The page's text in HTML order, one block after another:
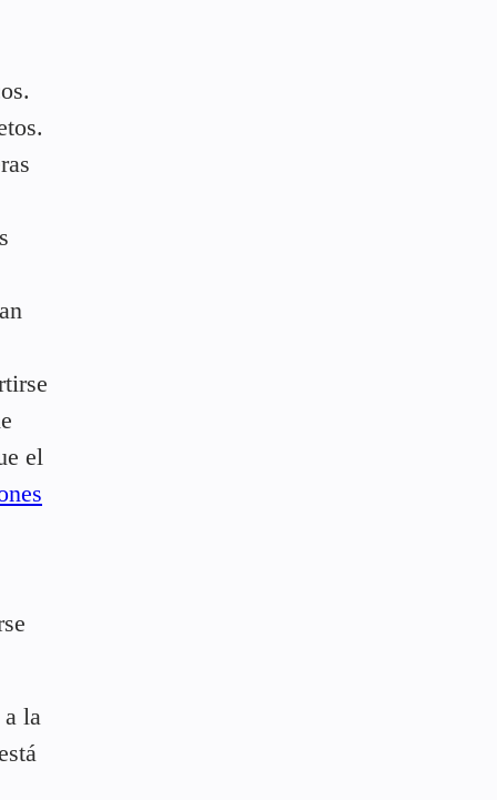
el
a la